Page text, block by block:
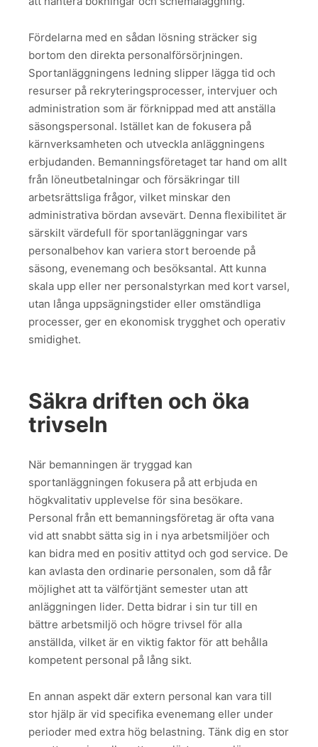
Fördelarna med en sådan lösning sträcker sig
bortom den direkta personalförsörjningen.
Sportanläggningens ledning slipper lägga tid och
resurser på rekryteringsprocesser, intervjuer och
administration som är förknippad med att anställa
säsongspersonal. Istället kan de fokusera på
kärnverksamheten och utveckla anläggningens
erbjudanden. Bemanningsföretaget tar hand om allt
från löneutbetalningar och försäkringar till
arbetsrättsliga frågor, vilket minskar den
administrativa bördan avsevärt. Denna flexibilitet är
särskilt värdefull för sportanläggningar vars
personalbehov kan variera stort beroende på
säsong, evenemang och besöksantal. Att kunna
skala upp eller ner personalstyrkan med kort varsel,
utan långa uppsägningstider eller omständliga
processer, ger en ekonomisk trygghet och operativ
smidighet.
Säkra driften och öka
trivseln
När bemanningen är tryggad kan
sportanläggningen fokusera på att erbjuda en
högkvalitativ upplevelse för sina besökare.
Personal från ett bemanningsföretag är ofta vana
vid att snabbt sätta sig in i nya arbetsmiljöer och
kan bidra med en positiv attityd och god service. De
kan avlasta den ordinarie personalen, som då får
möjlighet att ta välförtjänt semester utan att
anläggningen lider. Detta bidrar i sin tur till en
bättre arbetsmiljö och högre trivsel för alla
anställda, vilket är en viktig faktor för att behålla
kompetent personal på lång sikt.
En annan aspekt där extern personal kan vara till
stor hjälp är vid specifika evenemang eller under
perioder med extra hög belastning. Tänk dig en stor